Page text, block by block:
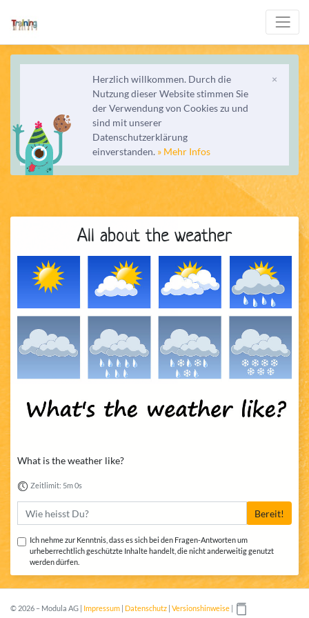
Herzlich willkommen. Durch die
Nutzung dieser Website stimmen Sie
der Verwendung von Cookies zu und
sind mit unserer
Datenschutzerklärung
einverstanden. » Mehr Infos
×
All about the weather
What is the weather like?
Zeitlimit: 5m 0s
Bereit!
Ich nehme zur Kenntnis, dass es sich bei den Fragen-Antworten um
urheberrechtlich geschützte Inhalte handelt, die nicht anderweitig genutzt
werden dürfen.
© 2026 – Modula AG | Impressum | Datenschutz | Versionshinweise |